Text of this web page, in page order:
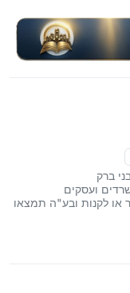
ברק
ועסקים
או לקנות ובע"ה תמצאו